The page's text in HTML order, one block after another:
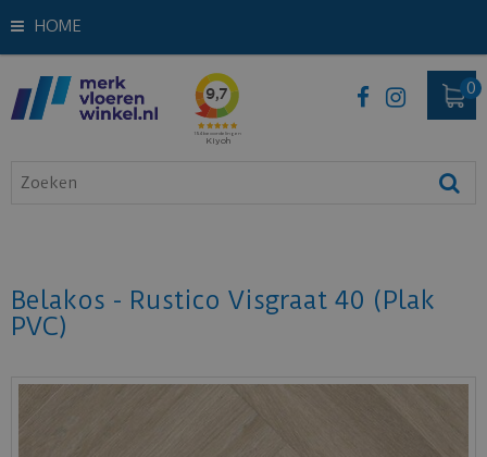
HOME
Belakos - Rustico Visgraat 40 (Plak
PVC)